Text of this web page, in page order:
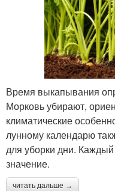
Время выкапывания
Морковь убирают,
климатические
лунному календарю
для уборки дни.
значение.
читать дальше →